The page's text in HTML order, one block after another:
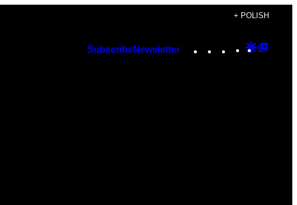
+ POLISH
SubscribeNewsletter Instagram
TikTok
YouTube
Google